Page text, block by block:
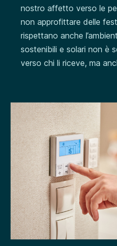
nostro affetto verso le
non approfittare delle
rispettano anche
sostenibili e solari non è
verso chi li riceve, ma